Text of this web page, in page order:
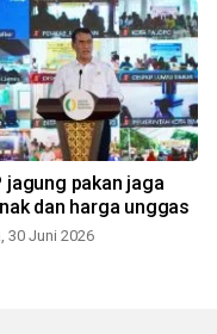
jagung pakan jaga
dan harga unggas
30 Juni 2026